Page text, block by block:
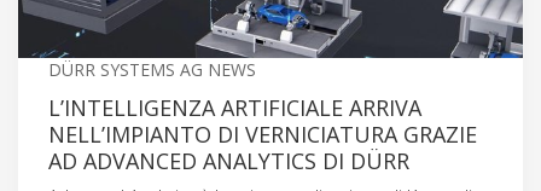
DÜRR SYSTEMS AG NEWS
L’INTELLIGENZA ARTIFICIALE ARRIVA
NELL’IMPIANTO DI VERNICIATURA GRAZIE
AD ADVANCED ANALYTICS DI DÜRR